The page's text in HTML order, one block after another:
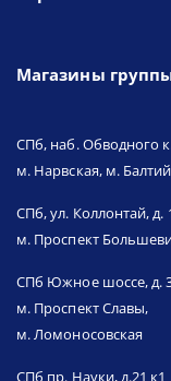
Магазины
СПб, наб. Обводного
м. Нарвская, м.
СПб, ул. Коллонтай, д.
м. Проспект
СПб Южное шоссе, д.
м. Проспект Славы,
м. Ломоносовская
СПб пр. Науки, д.21 к1